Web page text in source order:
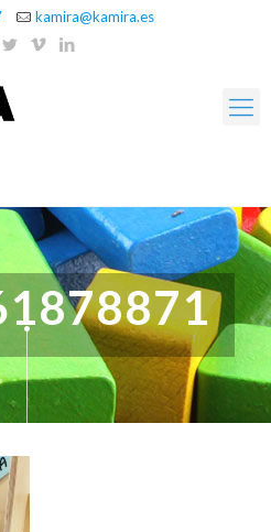
kamira@kamira.es